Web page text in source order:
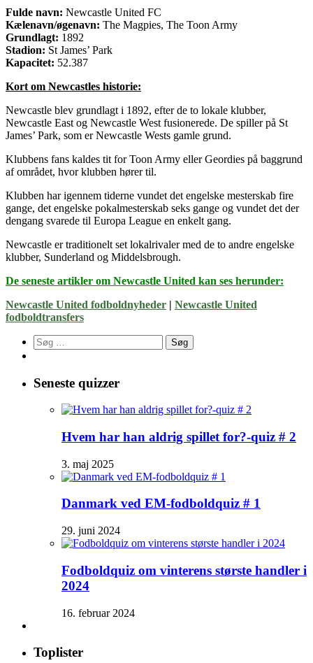
Fulde navn: Newcastle United FC
Kælenavn/øgenavn: The Magpies, The Toon Army
Grundlagt: 1892
Stadion: St James’ Park
Kapacitet: 52.387
Kort om Newcastles historie:
Newcastle blev grundlagt i 1892, efter de to lokale klubber,
Newcastle East og Newcastle West fusionerede. De spiller på St
James’ Park, som er Newcastle Wests gamle grund.
Klubbens fans kaldes tit for Toon Army eller Geordies på baggrund
af området, hvor klubben hører til.
Klubben har igennem tiderne vundet det engelske mesterskab fire
gange, det engelske pokalmesterskab seks gange og vundet det der
dengang svarede til Europa League en enkelt gang.
Newcastle er traditionelt set lokalrivaler med de to andre engelske
klubber, Sunderland og Middelsbrough.
De seneste artikler om Newcastle United kan ses herunder:
Newcastle United fodboldnyheder | Newcastle United
fodboldtransfers
Søg
efter:
Seneste quizzer
Hvem har han aldrig spillet for?-quiz # 2
3. maj 2025
Danmark ved EM-fodboldquiz # 1
29. juni 2024
Fodboldquiz om vinterens største handler i
2024
16. februar 2024
Toplister